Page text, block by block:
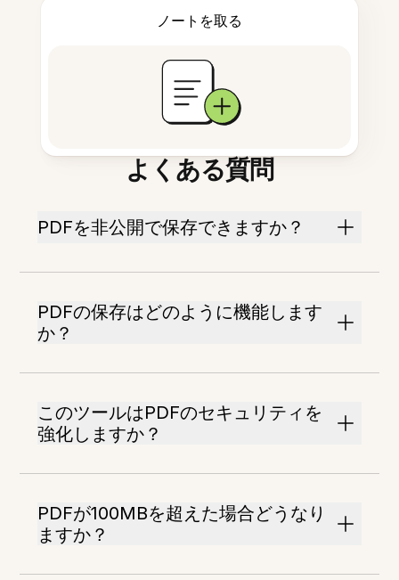
ノートを取る
よくある質問
PDFを非公開で保存できますか？
PDFの保存はどのように機能します
か？
このツールはPDFのセキュリティを
強化しますか？
PDFが100MBを超えた場合どうなり
ますか？